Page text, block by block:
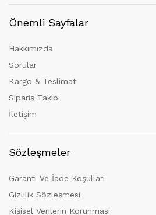
Önemli Sayfalar
Hakkımızda
Sorular
Kargo & Teslimat
Sipariş Takibi
İletişim
Sözleşmeler
Garanti Ve İade Koşulları
Gizlilik Sözleşmesi
Kişisel Verilerin Korunması